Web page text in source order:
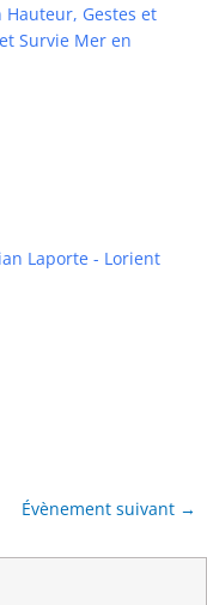
Hauteur, Gestes et
Survie Mer en
Laporte - Lorient
Évènement suivant →